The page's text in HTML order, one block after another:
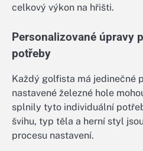
celkový výkon na hřišti.
Personalizované úpravy
potřeby
Každý golfista má jedinečné
nastavené železné hole
splnily tyto individuální
švihu, typ těla a herní styl
procesu nastavení.